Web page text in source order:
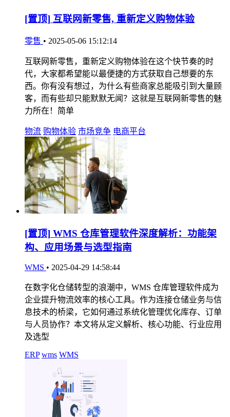
[置顶] 互联网新零售, 重新定义购物体验
零售 • 2025-05-06 15:12:14
互联网新零售，重新定义购物体验在这个快节奏的时
代，大家都希望能以最便捷的方式获取自己想要的东
西。你有没有想过，为什么有些商家总能吸引到大量顾
客，而有些却只能默默无闻？这就是互联网新零售的魅
力所在！简单
物流 购物体验 市场竞争 电商平台
[置顶] WMS 仓库管理软件深度解析：功能架
构、应用场景与选型指南
WMS • 2025-04-29 14:58:44
在数字化仓储转型的浪潮中，WMS 仓库管理软件成为
企业提升物流效率的核心工具。作为连接仓储业务与信
息技术的桥梁，它如何通过系统化管理优化库存、订单
与人员协作？本文将从定义解析、核心功能、行业应用
及选型
ERP wms WMS